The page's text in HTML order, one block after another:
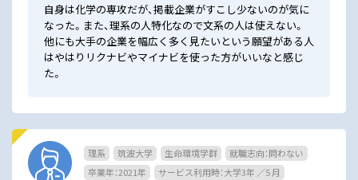
自身は化学の専攻だが、掲載企業がすこし少ないのが気に
なった。また、理系の人特化なので文系の人は使えない。
他にも大手の企業を幅広く多く見たいという願望がある人
はやはりリクナビやマイナビを使った方がいいなと感じ
た。
理系 筑波大学 生命環境学群
就職志向：問わない
卒業年：2021年
サービス利用時：大学3年 ／5 月